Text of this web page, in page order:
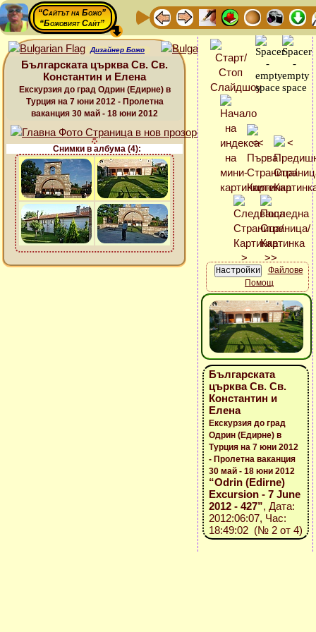
“Сайтът на Божо”
“Божовият Сайт”
Дизайнер Божо
Българската църква Св. Св.
Константин и Елена
Екскурзия до град Одрин (Едирне) в
Турция на 7 юни 2012 - Пролетна
ваканция 30 май - 18 юни 2012
Снимки в албума (4):
Файлове
Помощ
Българската
църква Св. Св.
Константин и
Елена
Екскурзия до град
Одрин (Едирне) в
Турция на 7 юни 2012
- Пролетна ваканция
30 май - 18 юни 2012
“Odrin (Edirne)
Excursion - 7 June
2012 - 427”, Дата:
2012:06:07, Час:
18:49:02 (№ 2 от 4)